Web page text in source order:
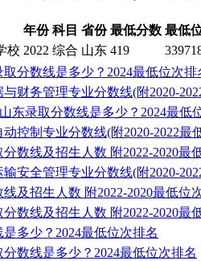
年份 科目 省份 最低分数 最低
校 2022 综合 山东 419
分数线是多少？2024最低位次排
财务管理专业分数线(附2020-
东录取分数线是多少？2024最低
控制专业分数线(附2020-2022最
数线及招生人数 附2022-2020最
安全管理专业分数线(附2020-
及招生人数 附2022-2020最低位
数线及招生人数 附2022-2020最
多少？2024最低位次排名
数线是多少？2024最低位次排名